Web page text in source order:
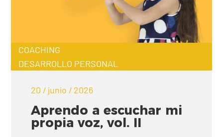
COACHING
DESARROLLO PERSONAL
20 / junio / 2026
Aprendo a escuchar mi
propia voz, vol. II